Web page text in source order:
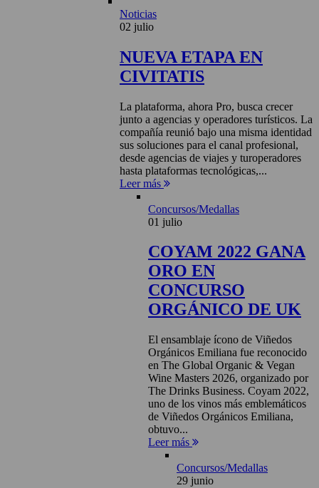
Noticias
02 julio
NUEVA ETAPA EN
CIVITATIS
La plataforma, ahora Pro, busca crecer
junto a agencias y operadores turísticos. La
compañía reunió bajo una misma identidad
sus soluciones para el canal profesional,
desde agencias de viajes y turoperadores
hasta plataformas tecnológicas,...
Leer más
Concursos/Medallas
01 julio
COYAM 2022 GANA
ORO EN
CONCURSO
ORGÁNICO DE UK
El ensamblaje ícono de Viñedos
Orgánicos Emiliana fue reconocido
en The Global Organic & Vegan
Wine Masters 2026, organizado por
The Drinks Business. Coyam 2022,
uno de los vinos más emblemáticos
de Viñedos Orgánicos Emiliana,
obtuvo...
Leer más
Concursos/Medallas
29 junio